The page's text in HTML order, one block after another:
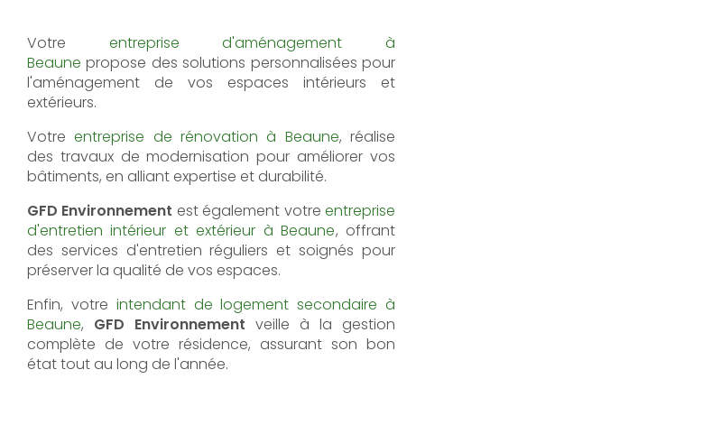
Votre entreprise d'aménagement à
Beaune propose des solutions personnalisées pour
l'aménagement de vos espaces intérieurs et
extérieurs.
Votreentreprise de rénovation à Beaune, réalise
des travaux de modernisation pour améliorer vos
bâtiments, en alliant expertise et durabilité.
GFD Environnement est également votre entreprise
d'entretien intérieur et extérieur à Beaune, offrant
des services d'entretien réguliers et soignés pour
préserver la qualité de vos espaces.
Enfin, votre intendant de logement secondaire à
Beaune, GFD Environnement veille à la gestion
complète de votre résidence, assurant son bon
état tout au long de l'année.